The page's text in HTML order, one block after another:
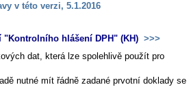
v této verzi, 5.1.2016
hlášení DPH" (KH) >>>
dat, která lze spolehlivě použít pro
nutné mít řádně zadané prvotní doklady se